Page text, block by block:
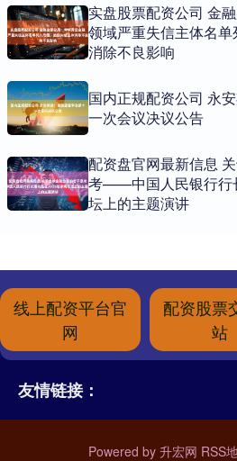
实盘股票配资公司 金
领域严重失信主体名
消除不良影响
国内正规配资公司 永
一次会议决议公告
配资盘官网最新信息
考——中国人民银行行
坛上的主题演讲
线上配资平台官
网
配资股票
站
友情链接：
Powered by 升宏网 RSS